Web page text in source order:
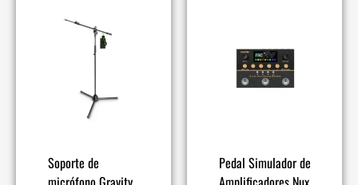
Soporte de
Pedal Simulador de